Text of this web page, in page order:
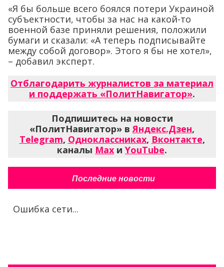
«Я бы больше всего боялся потери Украиной
субъектности, чтобы за нас на какой-то
военной базе приняли решения, положили
бумаги и сказали: «А теперь подписывайте
между собой договор». Этого я бы не хотел»,
– добавил эксперт.
Отблагодарить журналистов за материал
и поддержать «ПолитНавигатор».
Подпишитесь на новости
«ПолитНавигатор» вЯндекс.Дзен,
Telegram, Одноклассниках, Вконтакте,
каналы Max и YouTube.
Последние новости
Ошибка сети...